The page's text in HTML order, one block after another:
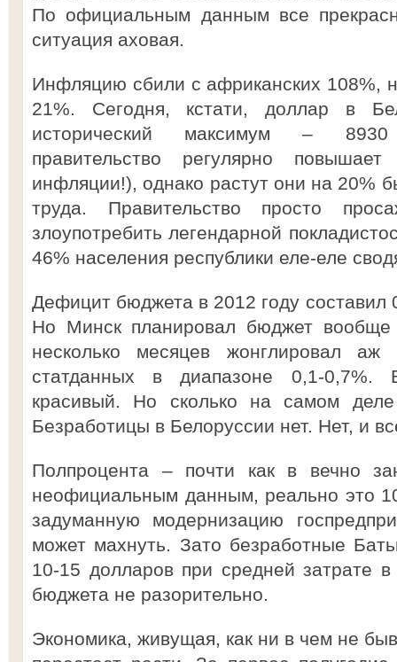
По официальным данным все
ситуация аховая.
Инфляцию сбили с африканских 108%,
21%. Сегодня, кстати, доллар в
исторический максимум – 8930
правительство регулярно
инфляции!), однако растут они на 20%
труда. Правительство просто
злоупотребить легендарной
46% населения республики еле-еле
Дефицит бюджета в 2012 году составил
Но Минск планировал бюджет
несколько месяцев жонглировал аж
статданных в диапазоне 0,1-0,7%.
красивый. Но сколько на самом
Безработицы в Белоруссии нет. Нет, и
Полпроцента – почти как в вечно
неофициальным данным, реально это
задуманную модернизацию
может махнуть. Зато безработные
10-15 долларов при средней затрате
бюджета не разорительно.
Экономика, живущая, как ни в чем не